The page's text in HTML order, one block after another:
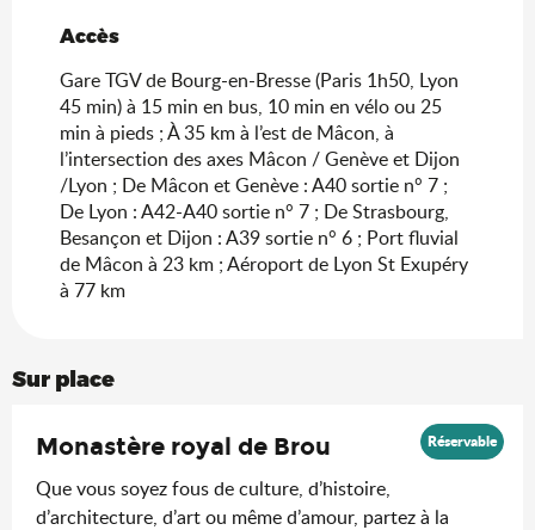
Accès
Accès
Gare TGV de Bourg-en-Bresse (Paris 1h50, Lyon
45 min) à 15 min en bus, 10 min en vélo ou 25
min à pieds ; À 35 km à l’est de Mâcon, à
l’intersection des axes Mâcon / Genève et Dijon
/Lyon ; De Mâcon et Genève : A40 sortie n° 7 ;
De Lyon : A42-A40 sortie n° 7 ; De Strasbourg,
Besançon et Dijon : A39 sortie n° 6 ; Port fluvial
de Mâcon à 23 km ; Aéroport de Lyon St Exupéry
à 77 km
Sur place
Monastère royal de Brou
Que vous soyez fous de culture, d’histoire,
d’architecture, d’art ou même d’amour, partez à la
Réservable